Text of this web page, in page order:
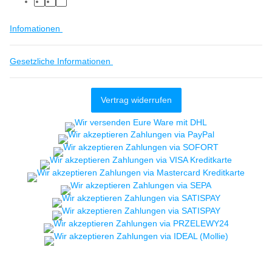
Infomationen
Gesetzliche Informationen
Vertrag widerrufen